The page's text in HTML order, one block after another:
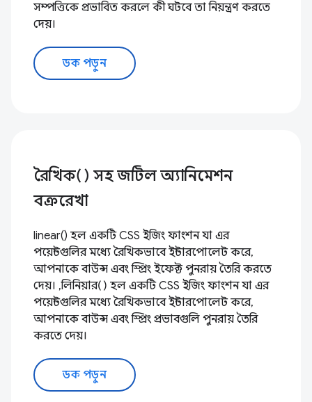
সম্পত্তিকে প্রভাবিত করলে কী ঘটবে তা নিয়ন্ত্রণ করতে
দেয়।
ডক পড়ুন
রৈখিক() সহ জটিল অ্যানিমেশন
বক্ররেখা
linear() হল একটি CSS ইজিং ফাংশন যা এর
পয়েন্টগুলির মধ্যে রৈখিকভাবে ইন্টারপোলেট করে,
আপনাকে বাউন্স এবং স্প্রিং ইফেক্ট পুনরায় তৈরি করতে
দেয়। ,লিনিয়ার() হল একটি CSS ইজিং ফাংশন যা এর
পয়েন্টগুলির মধ্যে রৈখিকভাবে ইন্টারপোলেট করে,
আপনাকে বাউন্স এবং স্প্রিং প্রভাবগুলি পুনরায় তৈরি
করতে দেয়।
ডক পড়ুন